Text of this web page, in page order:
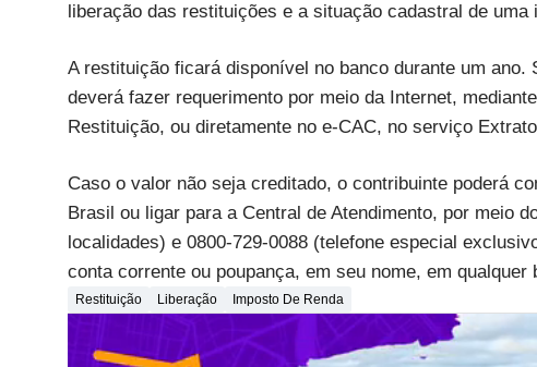
liberação das restituições e a situação cadastral de uma
A restituição ficará disponível no banco durante um
deverá fazer requerimento por meio da Internet,
Restituição, ou diretamente no e-CAC, no serviço
Caso o valor não seja creditado, o contribuinte poderá
Brasil ou ligar para a Central de Atendimento, por meio
localidades) e 0800-729-0088 (telefone especial
conta corrente ou poupança, em seu nome, em qualquer
Restituição Liberação Imposto De Renda